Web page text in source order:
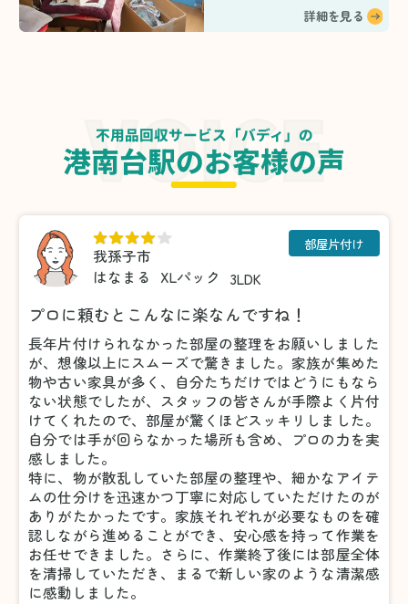
詳細を見る
不用品回収サービス「バディ」の
港南台駅のお客様の声
我孫子市
はなまる
XLパック 3LDK
部屋片付け
プロに頼むとこんなに楽なんですね！
長年片付けられなかった部屋の整理をお願いしました
が、想像以上にスムーズで驚きました。家族が集めた
物や古い家具が多く、自分たちだけではどうにもなら
ない状態でしたが、スタッフの皆さんが手際よく片付
けてくれたので、部屋が驚くほどスッキリしました。
自分では手が回らなかった場所も含め、プロの力を実
感しました。
特に、物が散乱していた部屋の整理や、細かなアイテ
ムの仕分けを迅速かつ丁寧に対応していただけたのが
ありがたかったです。家族それぞれが必要なものを確
認しながら進めることができ、安心感を持って作業を
お任せできました。さらに、作業終了後には部屋全体
を清掃していただき、まるで新しい家のような清潔感
に感動しました。